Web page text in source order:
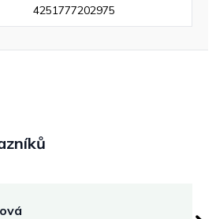
4251777202975